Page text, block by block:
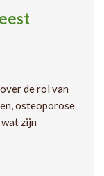
de rol van
osteoporose
zijn